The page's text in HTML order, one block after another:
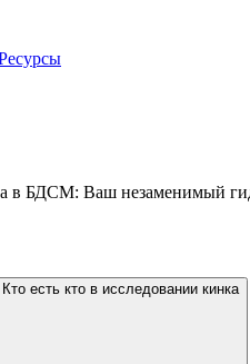
в БДСМ: Ваш незаменимый
есть кто в исследовании кинка